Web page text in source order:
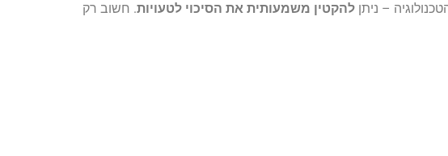
– ניתן להקטין משמעותית את הסיכוי לטעויות. חשוב רק